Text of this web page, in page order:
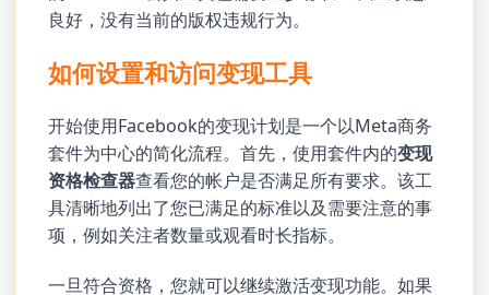
良好，没有当前的版权违规行为。
如何设置和访问变现工具
开始使用Facebook的变现计划是一个以Meta商务
套件为中心的简化流程。首先，使用套件内的变现
资格检查器查看您的帐户是否满足所有要求。该工
具清晰地列出了您已满足的标准以及需要注意的事
项，例如关注者数量或观看时长指标。
一旦符合资格，您就可以继续激活变现功能。如果